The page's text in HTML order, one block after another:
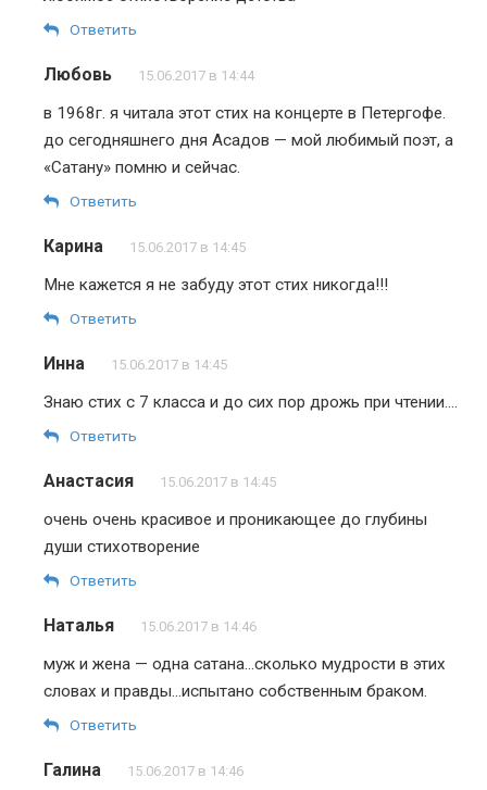
Ответить
Любовь 15.06.2017 в 14:44
в 1968г. я читала этот стих на концерте в Петергофе.
до сегодняшнего дня Асадов — мой любимый поэт, а
«Сатану» помню и сейчас.
Ответить
Карина 15.06.2017 в 14:45
Мне кажется я не забуду этот стих никогда!!!
Ответить
Инна 15.06.2017 в 14:45
Знаю стих с 7 класса и до сих пор дрожь при чтении….
Ответить
Анастасия 15.06.2017 в 14:45
очень очень красивое и проникающее до глубины
души стихотворение
Ответить
Наталья 15.06.2017 в 14:46
муж и жена — одна сатана…сколько мудрости в этих
словах и правды…испытано собственным браком.
Ответить
Галина 15.06.2017 в 14:46